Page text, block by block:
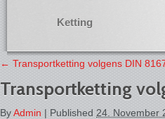
Ketting
← Transportketting volgens DIN
Transportketting
ByAdmin | Published 24. November